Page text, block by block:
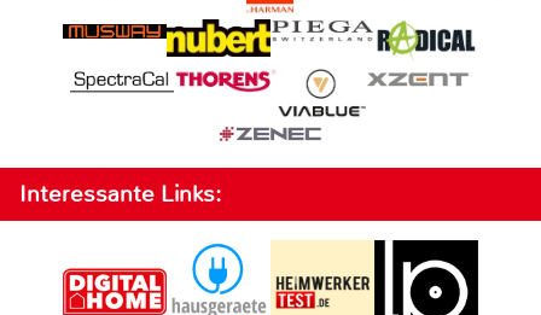
Interessante Links: